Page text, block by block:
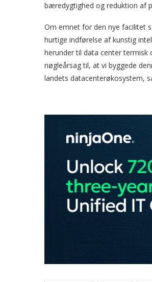
bæredygtighed og reduktion af
Om emnet for den nye facilitet
hurtige indførelse af kunstig
herunder til data center termisk
nøgleårsag til, at vi byggede
landets datacenterøkosystem,